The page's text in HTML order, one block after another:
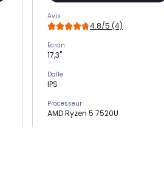
Avis
4.8/5 (4)
Ecran
17,3"
Dalle
IPS
Processeur
AMD Ryzen 5 7520U